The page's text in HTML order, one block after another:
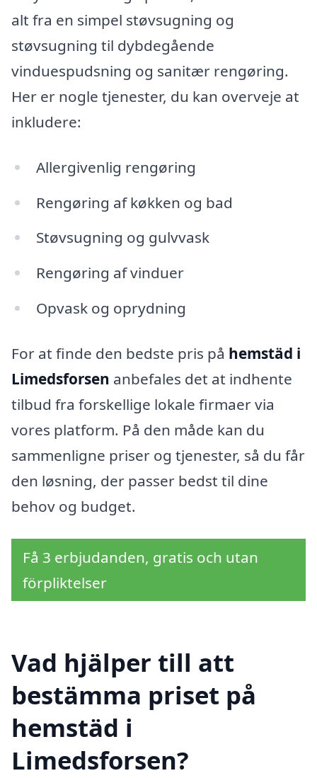
alt fra en simpel støvsugning og
støvsugning til dybdegående
vinduespudsning og sanitær rengøring.
Her er nogle tjenester, du kan overveje at
inkludere:
Allergivenlig rengøring
Rengøring af køkken og bad
Støvsugning og gulvvask
Rengøring af vinduer
Opvask og oprydning
For at finde den bedste pris på hemstäd i
Limedsforsen anbefales det at indhente
tilbud fra forskellige lokale firmaer via
vores platform. På den måde kan du
sammenligne priser og tjenester, så du får
den løsning, der passer bedst til dine
behov og budget.
Få 3 erbjudanden, gratis och utan
förpliktelser
Vad hjälper till att
bestämma priset på
hemstäd i
Limedsforsen?